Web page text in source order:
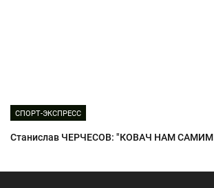
СПОРТ-ЭКСПРЕСС
Станислав ЧЕРЧЕСОВ: "КОВАЧ НАМ